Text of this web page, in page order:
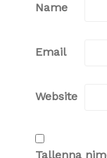
Name
Email
Website
Tallenna